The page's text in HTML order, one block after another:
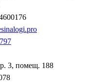
3, помещ. 188